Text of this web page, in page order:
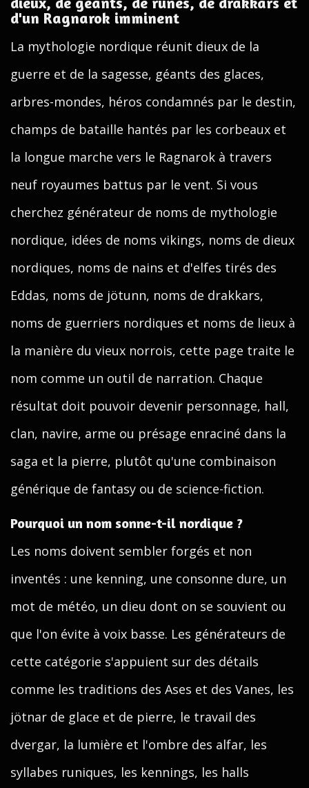
d'un Ragnarok imminent
La mythologie nordique réunit dieux de la
guerre et de la sagesse, géants des glaces,
arbres-mondes, héros condamnés par le destin,
champs de bataille hantés par les corbeaux et
la longue marche vers le Ragnarok à travers
neuf royaumes battus par le vent. Si vous
cherchez générateur de noms de mythologie
nordique, idées de noms vikings, noms de dieux
nordiques, noms de nains et d'elfes tirés des
Eddas, noms de jötunn, noms de drakkars,
noms de guerriers nordiques et noms de lieux à
la manière du vieux norrois, cette page traite le
nom comme un outil de narration. Chaque
résultat doit pouvoir devenir personnage, hall,
clan, navire, arme ou présage enraciné dans la
saga et la pierre, plutôt qu'une combinaison
générique de fantasy ou de science-fiction.
Pourquoi un nom sonne-t-il nordique ?
Les noms doivent sembler forgés et non
inventés : une kenning, une consonne dure, un
mot de météo, un dieu dont on se souvient ou
que l'on évite à voix basse. Les générateurs de
cette catégorie s'appuient sur des détails
comme les traditions des Ases et des Vanes, les
jötnar de glace et de pierre, le travail des
dvergar, la lumière et l'ombre des alfar, les
syllabes runiques, les kennings, les halls